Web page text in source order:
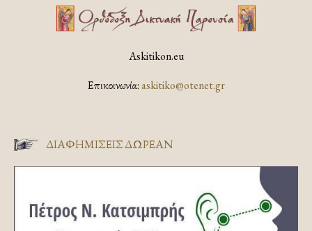
Askitikon.eu
Επικοινωνία:askitiko@otenet.gr
ΔΙΑΦΗΜΊΣΕΙΣ ΔΩΡΕΆΝ